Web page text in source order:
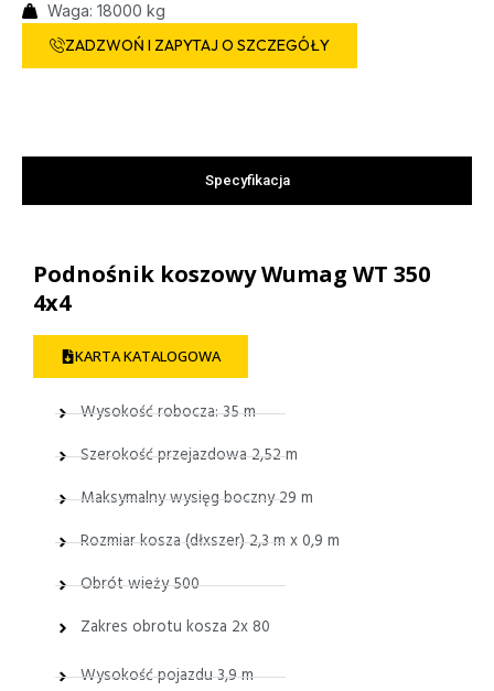
Waga: 18000 kg
ZADZWOŃ I ZAPYTAJ O SZCZEGÓŁY
Specyfikacja
Podnośnik koszowy Wumag WT 350
4x4
KARTA KATALOGOWA
Wysokość robocza: 35 m
Szerokość przejazdowa 2,52 m
Maksymalny wysięg boczny 29 m
Rozmiar kosza (dłxszer) 2,3 m x 0,9 m
Obrót wieży 500
Zakres obrotu kosza 2x 80
Wysokość pojazdu 3,9 m